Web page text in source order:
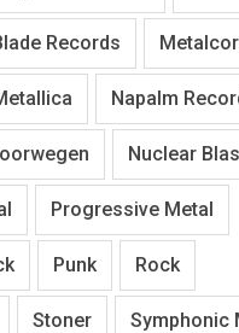
Records
Napalm
Nuclear
Progressive Metal
Punk Rock
Stoner Symphonic